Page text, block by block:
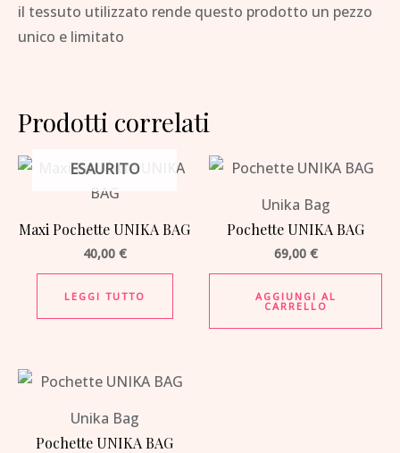
il tessuto utilizzato rende questo prodotto un pezzo
unico e limitato
Prodotti correlati
ESAURITO
Maxi Pochette UNIKA BAG
40,00 €
LEGGI TUTTO
Unika Bag
Pochette UNIKA BAG
69,00 €
AGGIUNGI AL
CARRELLO
Unika Bag
Pochette UNIKA BAG